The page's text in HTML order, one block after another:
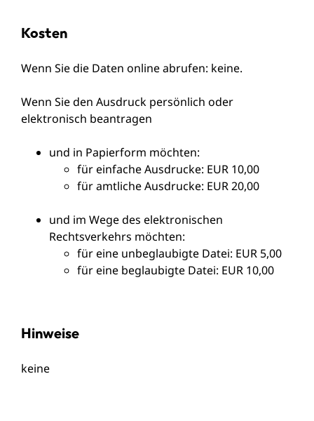
Kosten
Wenn Sie die Daten online abrufen: keine.
Wenn Sie den Ausdruck persönlich oder
elektronisch beantragen
und in Papierform möchten:
für einfache Ausdrucke: EUR 10,00
für amtliche Ausdrucke: EUR 20,00
und im Wege des elektronischen
Rechtsverkehrs möchten:
für eine unbeglaubigte Datei: EUR 5,00
für eine beglaubigte Datei: EUR 10,00
Hinweise
keine